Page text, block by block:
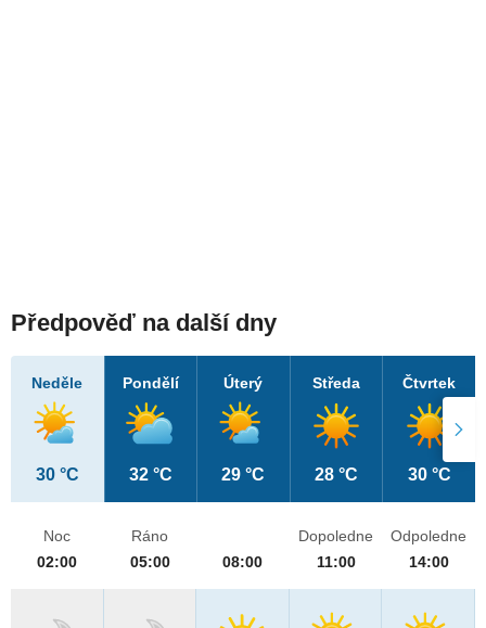
Předpověď na další dny
Neděle
30 °C
Pondělí
32 °C
Úterý
29 °C
Středa
28 °C
Čtvrtek
30 °C
Noc
02:00
Ráno
05:00
08:00
Dopoledne
11:00
Odpoledne
14:00